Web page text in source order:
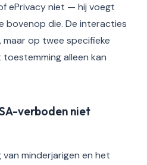
ePrivacy niet — hij voegt
bovenop die. De interacties
op twee specifieke
alleen kan
verboden niet
minderjarigen en het